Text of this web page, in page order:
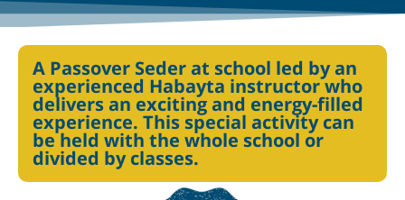
A Passover Seder at school led by an
experienced Habayta instructor who
delivers an exciting and energy-filled
experience. This special activity can
be held with the whole school or
divided by classes.